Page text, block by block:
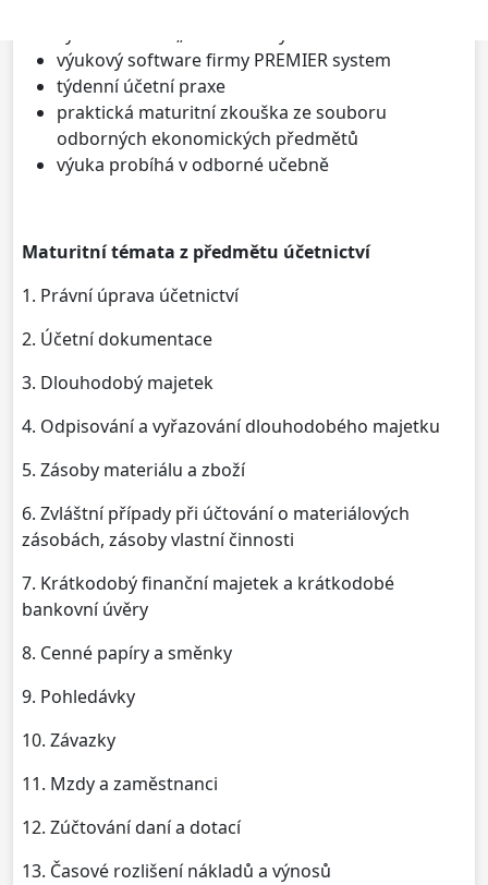
výukový software firmy PREMIER system
týdenní účetní praxe
praktická maturitní zkouška ze souboru
odborných ekonomických předmětů
výuka probíhá v odborné učebně
Maturitní témata z předmětu účetnictví
1. Právní úprava účetnictví
2. Účetní dokumentace
3. Dlouhodobý majetek
4. Odpisování a vyřazování dlouhodobého majetku
5. Zásoby materiálu a zboží
6. Zvláštní případy při účtování o materiálových
zásobách, zásoby vlastní činnosti
7. Krátkodobý finanční majetek a krátkodobé
bankovní úvěry
8. Cenné papíry a směnky
9. Pohledávky
10. Závazky
11. Mzdy a zaměstnanci
12. Zúčtování daní a dotací
13. Časové rozlišení nákladů a výnosů